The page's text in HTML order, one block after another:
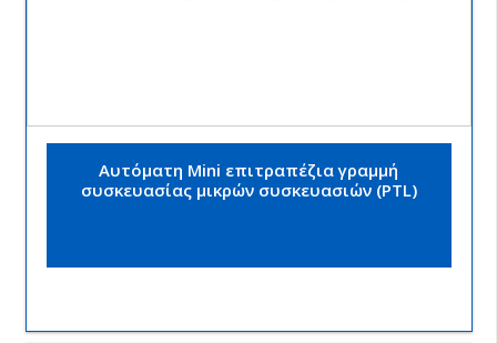
Αυτόματη Mini επιτραπέζια γραμμή
συσκευασίας μικρών συσκευασιών (PTL)